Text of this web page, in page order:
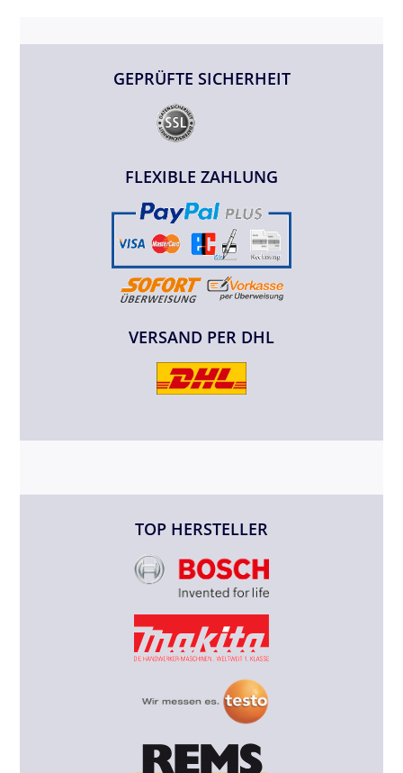
GEPRÜFTE SICHERHEIT
FLEXIBLE ZAHLUNG
VERSAND PER DHL
TOP HERSTELLER